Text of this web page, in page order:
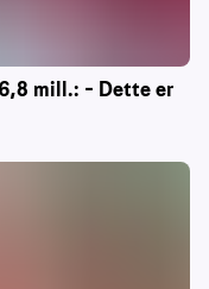
mill.: – Dette er